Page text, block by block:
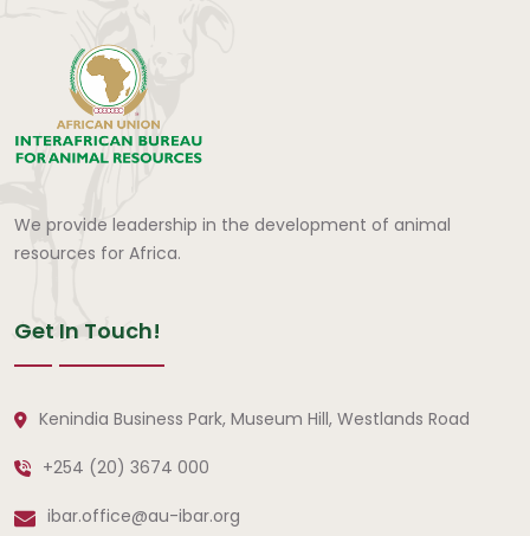
We provide leadership in the development of animal
resources for Africa.
Get In Touch!
Kenindia Business Park, Museum Hill, Westlands Road
+254 (20) 3674 000
ibar.office@au-ibar.org